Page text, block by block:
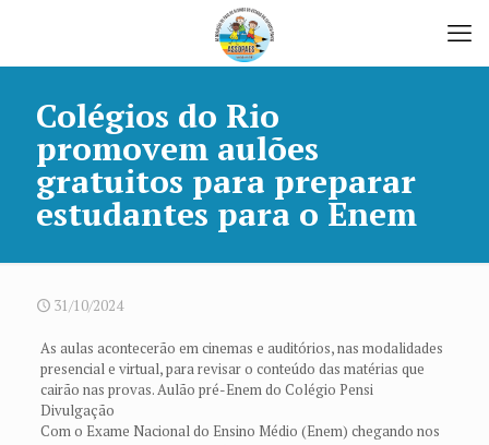
Colégios do Rio
promovem aulões
gratuitos para preparar
estudantes para o Enem
31/10/2024
As aulas acontecerão em cinemas e auditórios, nas modalidades
presencial e virtual, para revisar o conteúdo das matérias que
cairão nas provas. Aulão pré-Enem do Colégio Pensi
Divulgação
Com o Exame Nacional do Ensino Médio (Enem) chegando nos